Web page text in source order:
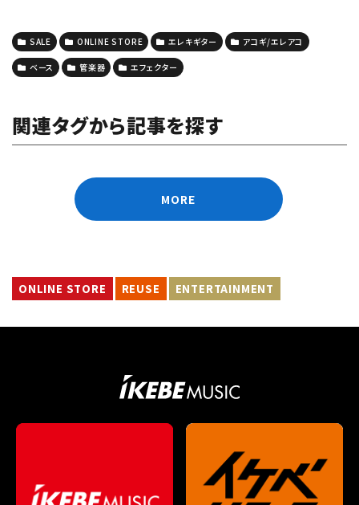
SALE ONLINE STORE エレキギター アコギ/エレアコ
ベース 管楽器 エフェクター
関連タグから記事を探す
MORE
ONLINE STORE REUSE ENTERTAINMENT